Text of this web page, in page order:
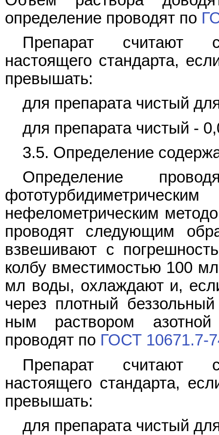
определение проводят по
Препарат считают
настоящего стандарта,
превышать:
для препарата чистый
для препарата чистый -
3.5. Определение
Определение
нефелометрическим
проводят следующим
взвешивают с
колбу вместимостью 100
мл воды, охлаждают и,
через плотный
ным раствором
проводят по ГОСТ 10671.7-
Препарат считают
настоящего стандарта,
превышать:
для препарата чистый